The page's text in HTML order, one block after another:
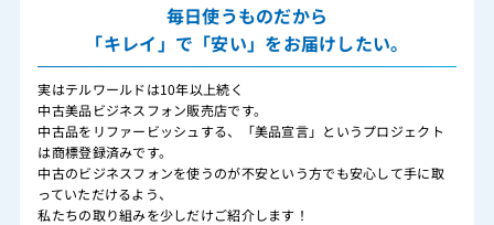
毎日使うものだから
「キレイ」で「安い」をお届けしたい。
実はテルワールドは10年以上続く
中古美品ビジネスフォン販売店です。
中古品をリファービッシュする、「美品宣言」というプロジェクト
は商標登録済みです。
中古のビジネスフォンを使うのが不安という方でも安心して手に取
っていただけるよう、
私たちの取り組みを少しだけご紹介します！